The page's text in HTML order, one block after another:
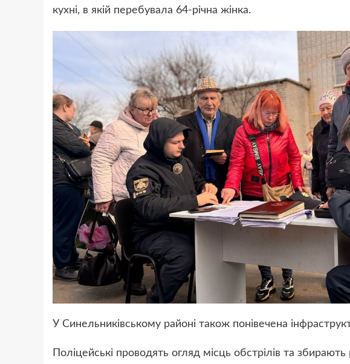
кухні, в якій перебувала 64-річна жінка.
У Синельниківському районі також понівечена
Поліцейські проводять огляд місць обстрілів та